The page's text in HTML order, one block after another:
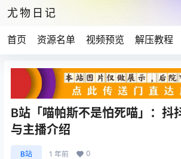
尤物日记
首页 资源名单 视频预览 解压教程
B站「喵帕斯不是怕死喵」：抖
与主播介绍
B站 1 年前 0